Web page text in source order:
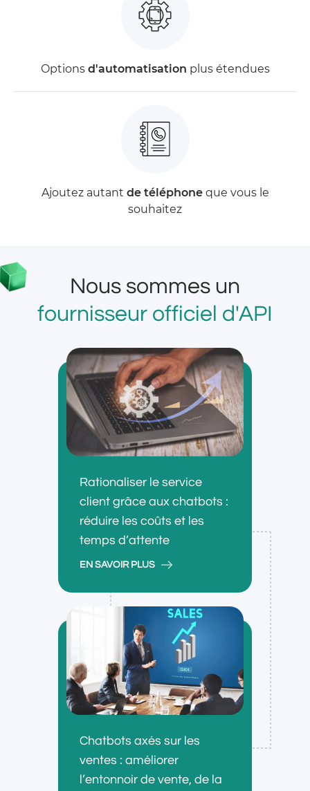
Options d'automatisation plus étendues
Ajoutez autant de téléphoneque vous le
souhaitez
Nous sommes un
fournisseur officiel d'API
Rationaliser le service
client grâce aux chatbots :
réduire les coûts et les
temps d’attente
EN SAVOIR PLUS
Chatbots axés sur les
ventes : améliorer
l’entonnoir de vente, de la